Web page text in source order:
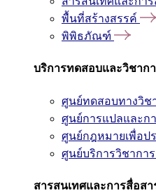
พื้นที่สร้างสรรค์
พิพิธภัณฑ์
บริการทดสอบและวิชาก
ศูนย์ทดสอบทางวิช
ศูนย์การแปลและก
ศูนย์กฎหมายเพื่อป
ศูนย์บริการวิชากา
สารสนเทศและการสื่อสา